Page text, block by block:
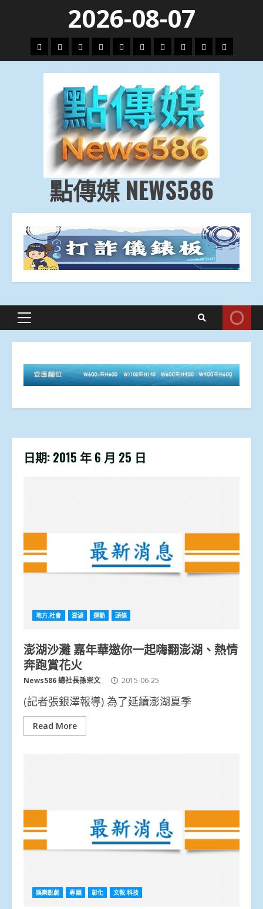
content
2026-08-07
頭
條
財
經
地
方.
會
文
教.
技
專
題
娛
樂
劇
政
治
國
際
運
動
生
活
點傳媒 NEWS586
Primary
日期: 2015 年 6 月 25 日
地方.社會 澎湖 運動 頭條
澎湖沙灘 嘉年華邀你一起嗨翻澎湖、熱情
奔跑賞花火
News586 總社長孫崇文 2015-06-25
(記者張銀澤報導) 為了延續澎湖夏季
Read More
娛樂影劇 專題 彰化 文教.科技